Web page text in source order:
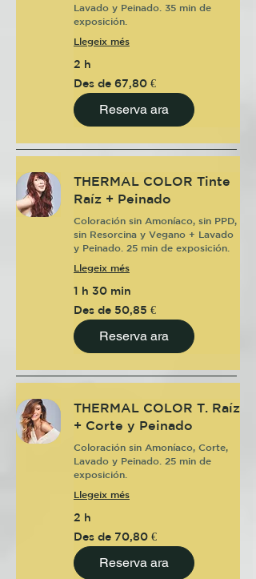
Lavado y Peinado. 35 min de
exposición.
Llegeix més
2 h
Des
de
67,80
euros
Des de 67,80 €
Reserva ara
THERMAL COLOR Tinte
Raíz + Peinado
Coloración sin Amoníaco, sin PPD,
sin Resorcina y Vegano + Lavado
y Peinado. 25 min de exposición.
Llegeix més
1 h 30 min
Des
de
50,85
euros
Des de 50,85 €
Reserva ara
THERMAL COLOR T. Raíz
+ Corte y Peinado
Coloración sin Amoníaco, Corte,
Lavado y Peinado. 25 min de
exposición.
Llegeix més
2 h
Des
de
70,80
euros
Des de 70,80 €
Reserva ara